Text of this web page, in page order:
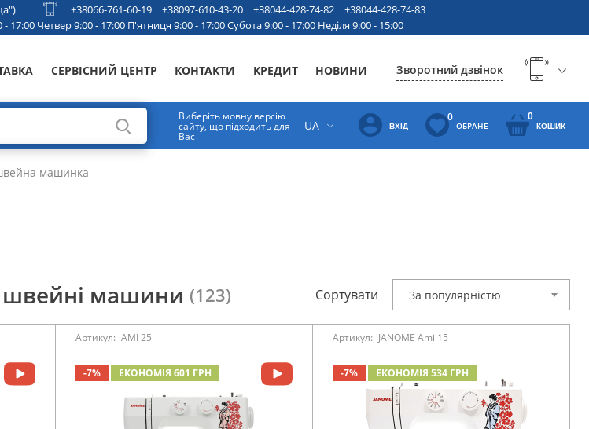
+38066-761-60-19 +38097-610-43-20 +38044-428-74-82
+38044-428-74-83
17:00 Четвер 9:00 - 17:00 П'ятниця 9:00 - 17:00 Субота 9:00 - 17:00 Неділя 9:00 - 15:00
СЕРВІСНИЙ ЦЕНТР КОНТАКТИ КРЕДИТ НОВИНИ Зворотний дзвінок
Виберіть мовну версію
сайту, що підходить для
Вас
UA ВХІД
0
ОБРАНЕ
0
КОШИК
машинка
швейні машини (123) Сортувати За популярністю
Артикул: AMI 25
-7% ЕКОНОМІЯ 601 ГРН
Артикул: JANOME Ami 15
-7% ЕКОНОМІЯ 534 ГРН